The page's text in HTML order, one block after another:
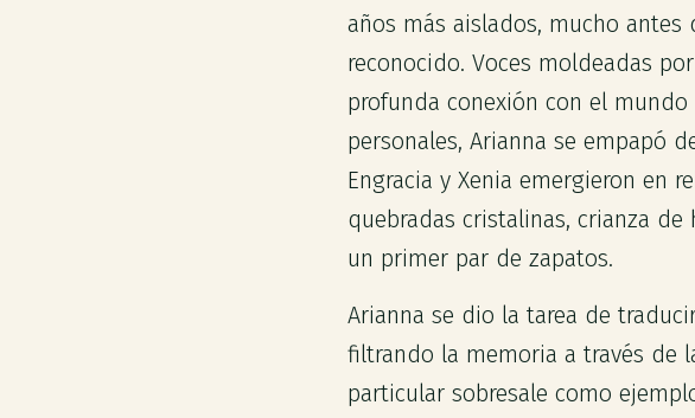
años más aislados, mucho
reconocido. Voces moldeadas
profunda conexión con el
personales, Arianna se empapó
Engracia y Xenia emergieron en
quebradas cristalinas, crianza
un primer par de zapatos.
Arianna se dio la tarea de
filtrando la memoria a través de
particular sobresale como